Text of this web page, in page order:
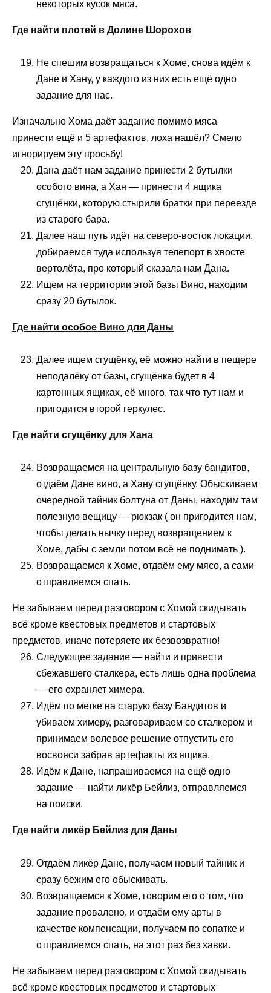
некоторых кусок мяса.
Где найти плотей в Долине Шорохов
Не спешим возвращаться к Хоме, снова идём к
Дане и Хану, у каждого из них есть ещё одно
задание для нас.
Изначально Хома даёт задание помимо мяса
принести ещё и 5 артефактов, лоха нашёл? Смело
игнорируем эту просьбу!
Дана даёт нам задание принести 2 бутылки
особого вина, а Хан — принести 4 ящика
сгущёнки, которую стырили братки при переезде
из старого бара.
Далее наш путь идёт на северо-восток локации,
добираемся туда используя телепорт в хвосте
вертолёта, про который сказала нам Дана.
Ищем на территории этой базы Вино, находим
сразу 20 бутылок.
Где найти особое Вино для Даны
Далее ищем сгущёнку, её можно найти в пещере
неподалёку от базы, сгущёнка будет в 4
картонных ящиках, её много, так что тут нам и
пригодится второй геркулес.
Где найти сгущёнку для Хана
Возвращаемся на центральную базу бандитов,
отдаём Дане вино, а Хану сгущёнку. Обыскиваем
очередной тайник болтуна от Даны, находим там
полезную вещицу — рюкзак ( он пригодится нам,
чтобы делать нычку перед возвращением к
Хоме, дабы с земли потом всё не поднимать ).
Возвращаемся к Хоме, отдаём ему мясо, а сами
отправляемся спать.
Не забываем перед разговором с Хомой скидывать
всё кроме квестовых предметов и стартовых
предметов, иначе потеряете их безвозвратно!
Следующее задание — найти и привести
сбежавшего сталкера, есть лишь одна проблема
— его охраняет химера.
Идём по метке на старую базу Бандитов и
убиваем химеру, разговариваем со сталкером и
принимаем волевое решение отпустить его
восвояси забрав артефакты из ящика.
Идём к Дане, напрашиваемся на ещё одно
задание — найти ликёр Бейлиз, отправляемся
на поиски.
Где найти ликёр Бейлиз для Даны
Отдаём ликёр Дане, получаем новый тайник и
сразу бежим его обыскивать.
Возвращаемся к Хоме, говорим его о том, что
задание провалено, и отдаём ему арты в
качестве компенсации, получаем по сопатке и
отправляемся спать, на этот раз без хавки.
Не забываем перед разговором с Хомой скидывать
всё кроме квестовых предметов и стартовых